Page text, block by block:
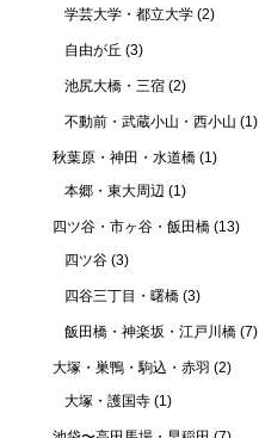
学芸大学・都立大学 (2)
自由が丘 (3)
池尻大橋・三宿 (2)
不動前・武蔵小山・西小山 (1)
秋葉原・神田・水道橋 (1)
本郷・東大周辺 (1)
四ツ谷・市ヶ谷・飯田橋 (13)
四ツ谷 (3)
四谷三丁目・曙橋 (3)
飯田橋・神楽坂・江戸川橋 (7)
大塚・巣鴨・駒込・赤羽 (2)
大塚・護国寺 (1)